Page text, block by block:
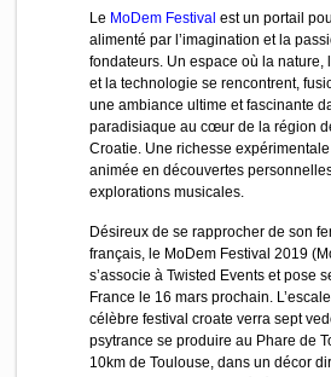
Le MoDem Festival est un portail
alimenté par l’imagination et la
fondateurs. Un espace où la nature,
et la technologie se rencontrent,
une ambiance ultime et fascinante
paradisiaque au cœur de la région
Croatie. Une richesse expérimentale
animée en découvertes
explorations musicales.
Désireux de se rapprocher de son
français, le MoDem Festival 2019
s’associe à Twisted Events et pose
France le 16 mars prochain.
célèbre festival croate verra sept
psytrance se produire au Phare de
10km de Toulouse, dans un décor